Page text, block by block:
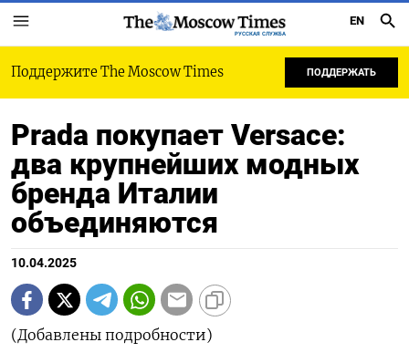
РУССКАЯ СЛУЖБА
EN
Поддержите The Moscow Times ПОДДЕРЖАТЬ
Prada покупает Versace:
два крупнейших модных
бренда Италии
объединяются
10.04.2025
(Добавлены подробности)